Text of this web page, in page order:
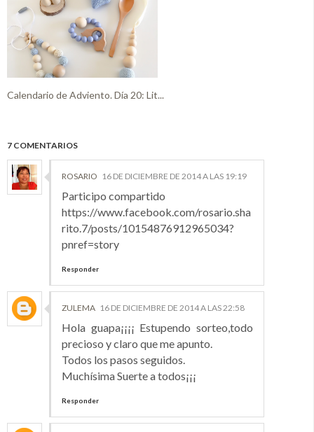
Calendario de Adviento. Día 20: Lit...
7 COMENTARIOS
ROSARIO 16 DE DICIEMBRE DE 2014 A LAS 19:19
Participo compartido
https://www.facebook.com/rosario.sha
rito.7/posts/10154876912965034?
pnref=story
Responder
ZULEMA 16 DE DICIEMBRE DE 2014 A LAS 22:58
Hola guapa¡¡¡¡ Estupendo sorteo,todo
precioso y claro que me apunto.
Todos los pasos seguidos.
Muchísima Suerte a todos¡¡¡
Responder